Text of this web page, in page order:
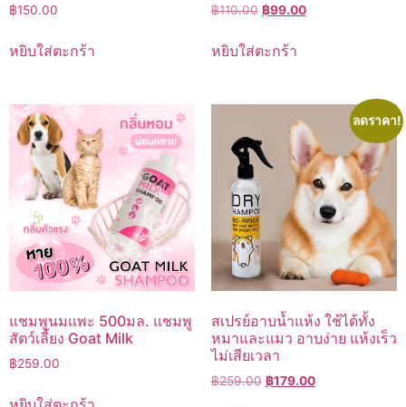
฿150.00
หยิบใส่ตะกร้า
฿110.00 Original
was:
฿99.00Current
หยิบใส่ตะกร้า
แชมพูนมแพะ 500มล. แชมพู
สัตว์เลี้ยง Goat Milk
฿259.00
ลดราคา!
สเปรย์อาบน้ำแห้ง ใช้ได้ทั้ง
หมาและแมว อาบง่าย แห้งเร็ว
ไม่เสียเวลา
฿259.00 Original
฿179.00Current